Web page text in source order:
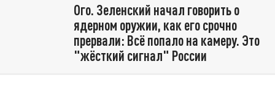
Ого. Зеленский начал говорить о
ядерном оружии, как его срочно
прервали: Всё попало на камеру. Это
"жёсткий сигнал" России